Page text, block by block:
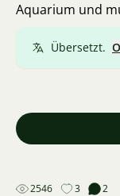
Aquarium und
Übersetzt.
2546 3 2